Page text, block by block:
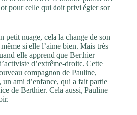
pour celle qui doit privilégier son
petit nuage, cela la change de son
si elle l’aime bien. Mais très
elle apprend que Berthier
d’extrême-droite. Cette
compagnon de Pauline,
ami d’enfance, qui a fait partie
de Berthier. Cela aussi, Pauline